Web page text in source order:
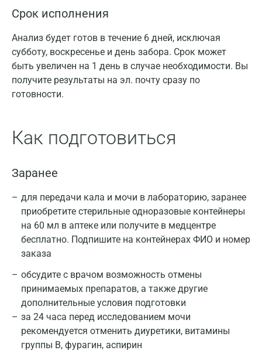
Срок исполнения
Анализ будет готов в течение 6 дней, исключая
субботу, воскресенье и день забора. Срок может
быть увеличен на 1 день в случае необходимости. Вы
получите результаты на эл. почту сразу по
готовности.
Как подготовиться
Заранее
для передачи кала и мочи в лабораторию, заранее
приобретите стерильные одноразовые контейнеры
на 60 мл в аптеке или получите в медцентре
бесплатно. Подпишите на контейнерах ФИО и номер
заказа
обсудите с врачом возможность отмены
принимаемых препаратов, а также другие
дополнительные условия подготовки
за 24 часа перед исследованием мочи
рекомендуется отменить диуретики, витамины
группы В, фурагин, аспирин